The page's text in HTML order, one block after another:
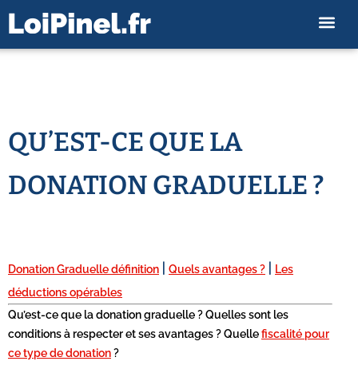
QU’EST-CE QUE LA
DONATION GRADUELLE ?
Donation Graduelle définition Quels avantages ?
Les
déductions opérables
Qu’est-ce que la donation graduelle ? Quelles sont les
conditions à respecter et ses avantages ? Quellefiscalité pour
ce type de donation?